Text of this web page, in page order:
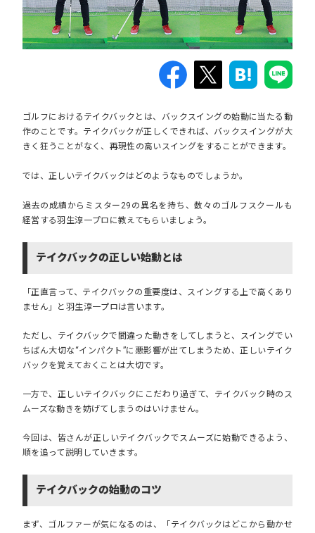
ゴルフにおけるテイクバックとは、バックスイングの始動に当たる動
作のことです。テイクバックが正しくできれば、バックスイングが大
きく狂うことがなく、再現性の高いスイングをすることができます。
では、正しいテイクバックはどのようなものでしょうか。
過去の成績からミスター29の異名を持ち、数々のゴルフスクールも
経営する羽生淳一プロに教えてもらいましょう。
テイクバックの正しい始動とは
「正直言って、テイクバックの重要度は、スイングする上で高くあり
ません」
と羽生淳一プロは言います。
ただし、テイクバックで間違った動きをしてしまうと、スイングでい
ちばん大切な“インパクト”に悪影響が出てしまうため、正しいテイク
バックを覚えておくことは大切です。
一方で、正しいテイクバックにこだわり過ぎて、テイクバック時のス
ムーズな動きを妨げてしまうのはいけません。
今回は、皆さんが正しいテイクバックでスムーズに始動できるよう、
順を追って説明していきます。
テイクバックの始動のコツ
まず、ゴルファーが気になるのは、「テイクバックはどこから動かせ